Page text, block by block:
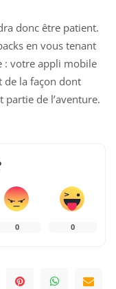
donc être patient.
en vous tenant
: votre appli mobile
de la façon dont
partie de l’aventure.
0 0